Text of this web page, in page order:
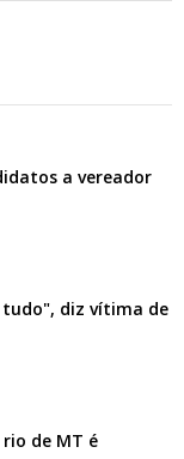
a vereador
tudo", diz vítima de
de MT é